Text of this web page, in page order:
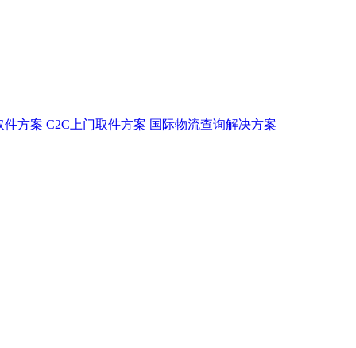
件方案 C2C上门取件方案 国际物流查询解决方案